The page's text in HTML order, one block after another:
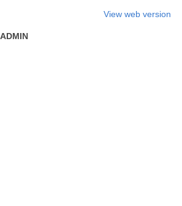
View web version
ADMIN